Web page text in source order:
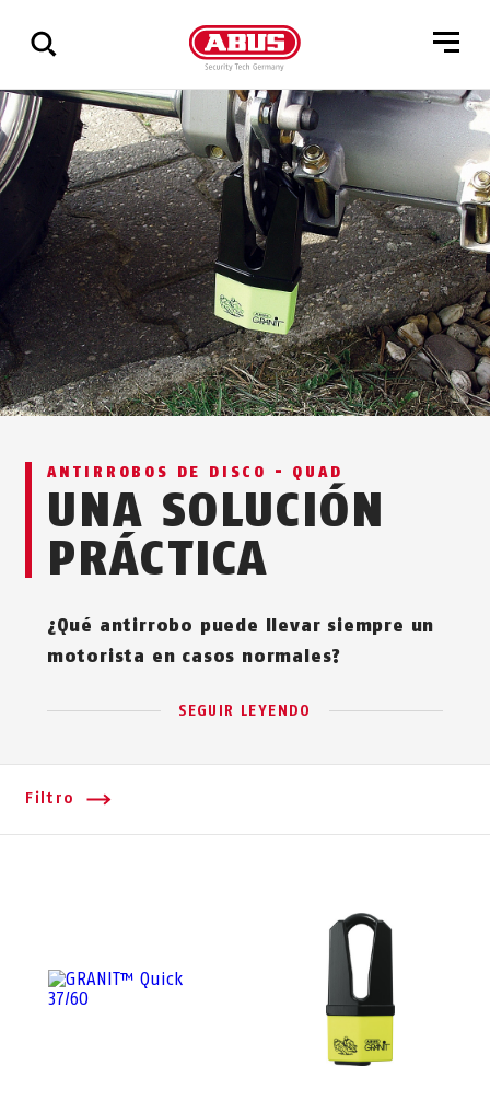
Mostrar
todos
los
resultados
ANTIRROBOS DE DISCO - QUAD
UNA SOLUCIÓN
PRÁCTICA
¿Qué antirrobo puede llevar siempre un
motorista en casos normales?
SEGUIR LEYENDO
Filtro